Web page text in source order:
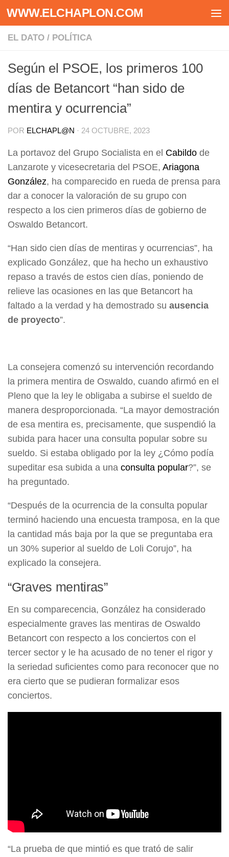
Saltar al contenido
WWW.ELCHAPLON.COM
EL DATO / POLÍTICA
Según el PSOE, los primeros 100
días de Betancort “han sido de
mentira y ocurrencia”
POR ELCHAPL@N · 24 OCTUBRE, 2023
La portavoz del Grupo Socialista en el Cabildo de
Lanzarote y vicesecretaria del PSOE, Ariagona
González, ha comparecido en rueda de prensa para
dar a conocer la valoración de su grupo con
respecto a los cien primeros días de gobierno de
Oswaldo Betancort.
“Han sido cien días de mentiras y ocurrencias”, ha
explicado González, que ha hecho un exhaustivo
repaso a través de estos cien días, poniendo de
relieve las ocasiones en las que Betancort ha
faltado a la verdad y ha demostrado su ausencia
de proyecto”.
La consejera comenzó su intervención recordando
la primera mentira de Oswaldo, cuando afirmó en el
Pleno que la ley le obligaba a subirse el sueldo de
manera desproporcionada. “La mayor demostración
de esa mentira es, precisamente, que suspendió la
subida para hacer una consulta popular sobre su
sueldo. Si estaba obligado por la ley ¿Cómo podía
supeditar esa subida a una consulta popular?”, se
ha preguntado.
“Después de la ocurrencia de la consulta popular
terminó haciendo una encuesta tramposa, en la que
la cantidad más baja por la que se preguntaba era
un 30% superior al sueldo de Loli Corujo”, ha
explicado la consejera.
“Graves mentiras”
En su comparecencia, González ha considerado
especialmente graves las mentiras de Oswaldo
Betancort con respecto a los conciertos con el
tercer sector y le ha acusado de no tener el rigor y
la seriedad suficientes como para reconocer que no
era cierto que se pudieran formalizar esos
conciertos.
“La prueba de que mintió es que trató de salir